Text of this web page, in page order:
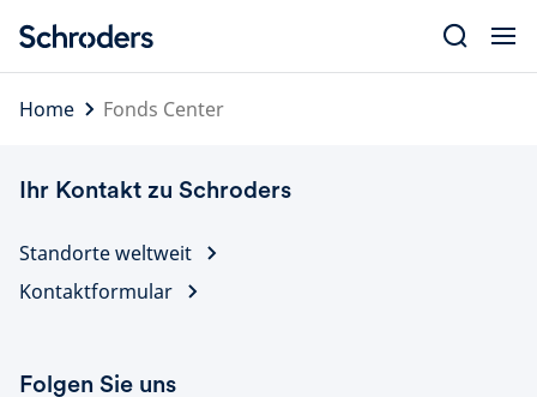
content
Home
Fonds Center
Ihr Kontakt zu Schroders
Standorte weltweit
Kontaktformular
Folgen Sie uns